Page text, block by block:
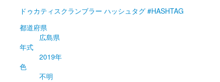
ドゥカティ スクランブラー ハッシュタグ #HASHTAG
都道府県
広島県
年式
2019年
色
不明